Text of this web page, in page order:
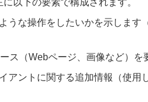
に以下の要素で構成されます。
うな操作をしたいかを示します
ス（Webページ、画像など）
アントに関する追加情報（使用